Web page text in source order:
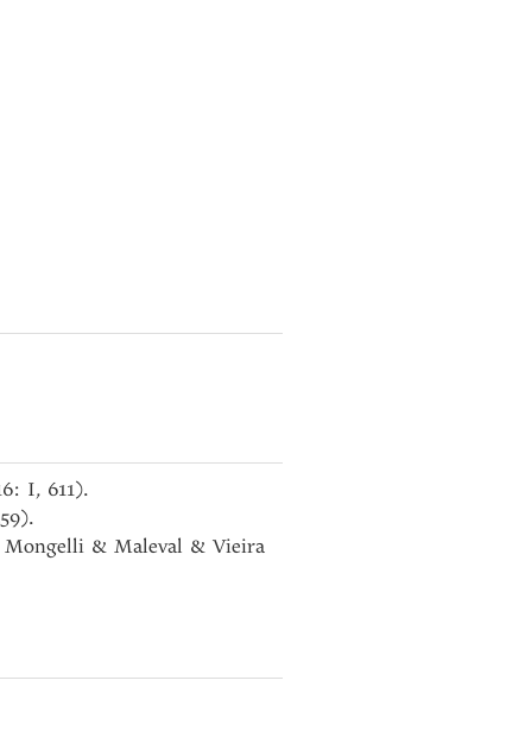
I, 611).
Mongelli & Maleval & Vieira